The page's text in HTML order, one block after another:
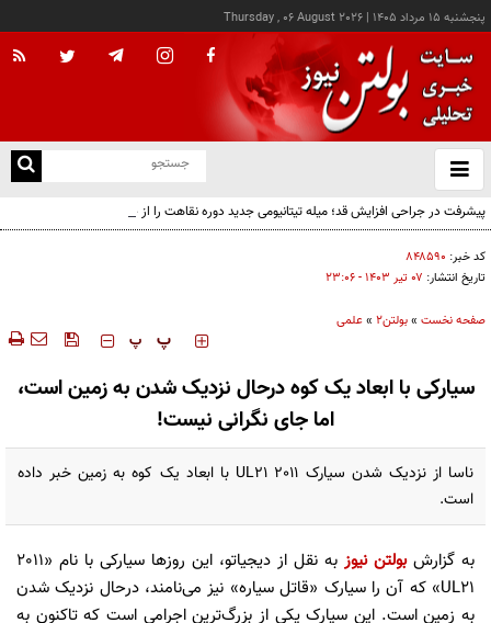
پنجشنبه ۱۵ مرداد ۱۴۰۵ |
Thursday , 06 August 2026
باز
و
پیشرفت در جراحی افزایش قد؛ میله تیتانیومی جدید دوره نقاهت را از چند ماه به چند هفته
کاهش می‌دهد
کد خبر: ۸۴۸۵۹۰
تاریخ انتشار: ۰۷ تير ۱۴۰۳ - ۲۳:۰۶
صفحه نخست »بولتن2 »علمی
‍‍‍ پ پ
سیارکی با ابعاد یک کوه درحال نزدیک شدن به زمین است،
اما جای نگرانی نیست!
ناسا از نزدیک شدن سیارک 2011 UL21 با ابعاد یک کوه به زمین خبر داده
است.
به گزارشبولتن نیوز
به نقل از دیجیاتو، این روزها سیارکی با نام «2011
UL21» که آن را سیارک «قاتل سیاره» نیز می‌نامند، درحال نزدیک شدن
به زمین است. این سیارک یکی از بزرگ‌ترین اجرامی است که تاکنون به